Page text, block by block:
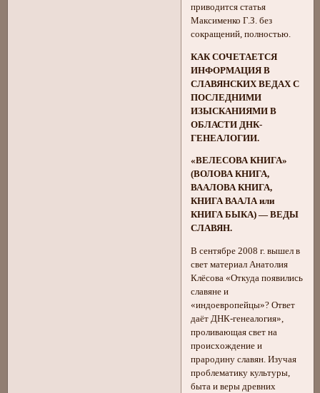
приводится статья
Максименко Г.З. без
сокращений, полностью.
КАК СОЧЕТАЕТСЯ
ИНФОРМАЦИЯ В
СЛАВЯНСКИХ ВЕДАХ С
ПОСЛЕДНИМИ
ИЗЫСКАНИЯМИ В
ОБЛАСТИ ДНК-
ГЕНЕАЛОГИИ.
«ВЕЛЕСОВА КНИГА»
(ВОЛОВА КНИГА,
ВААЛОВА КНИГА,
КНИГА ВААЛА или
КНИГА БЫКА) — ВЕДЫ
СЛАВЯН.
В сентябре 2008 г. вышел в
свет материал Анатолия
Клёсова «Откуда появились
славяне и
«индоевропейцы»? Ответ
даёт ДНК-генеалогия»,
проливающая свет на
происхождение и
прародину славян. Изучая
проблематику культуры,
быта и веры древних